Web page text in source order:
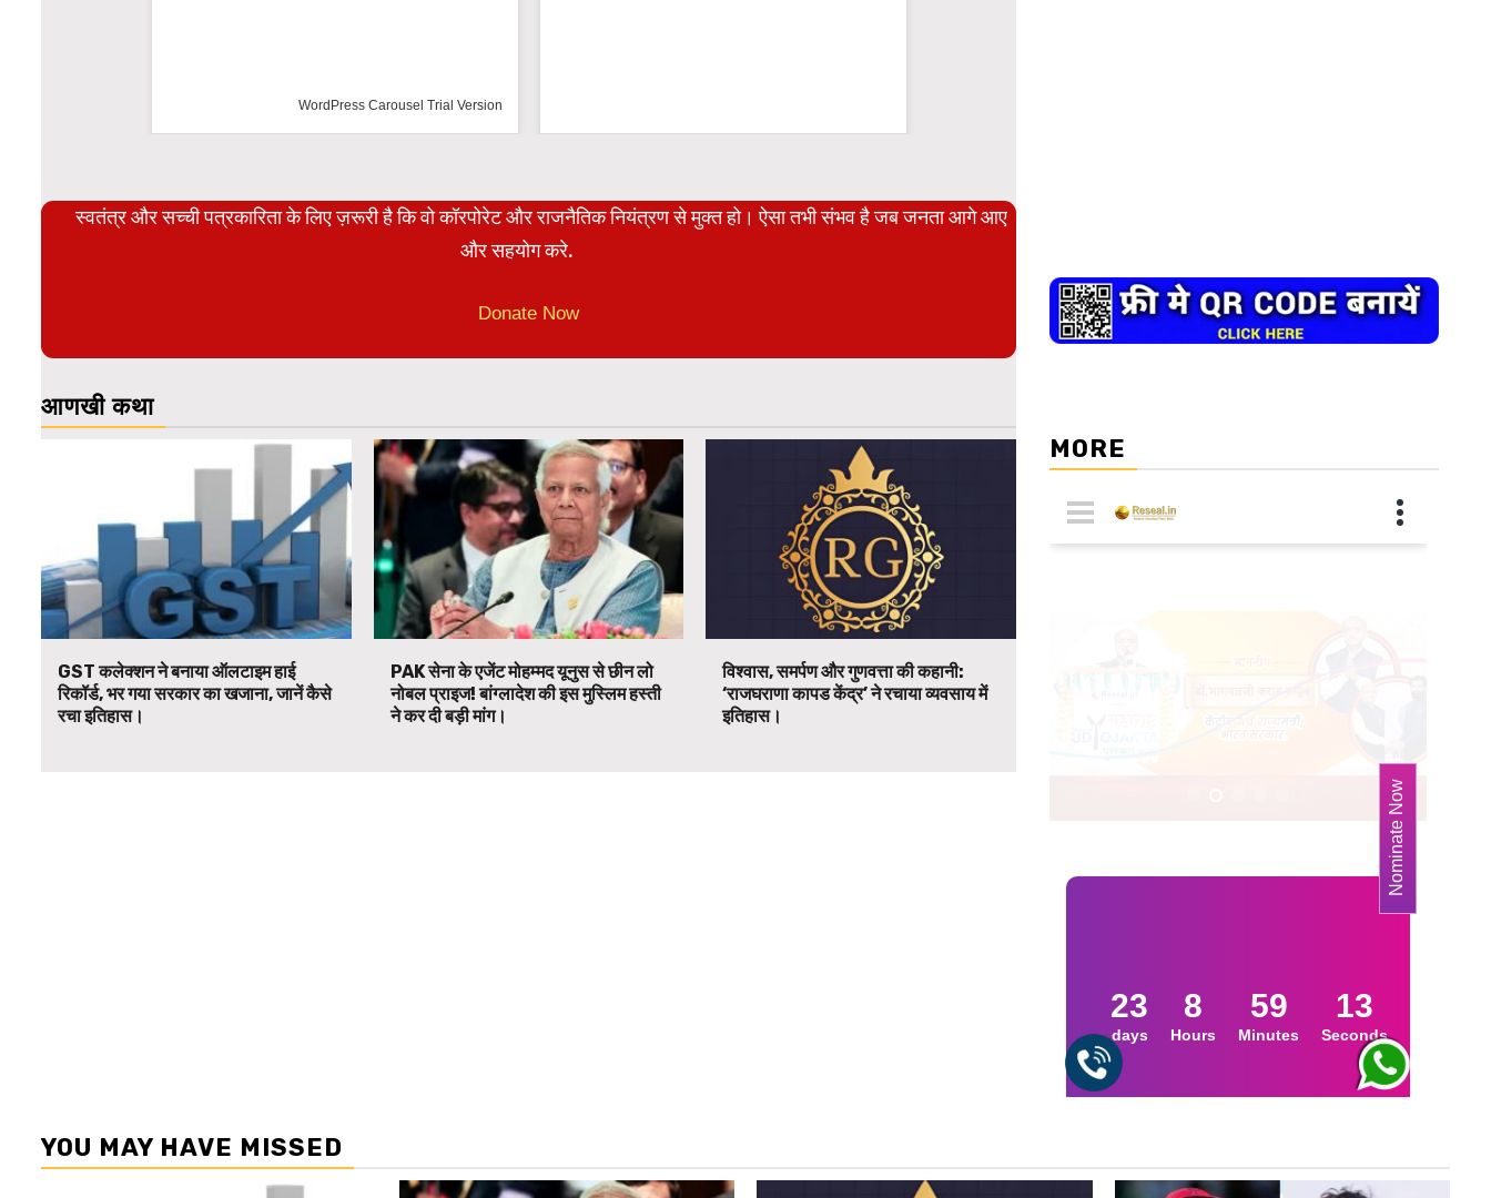
WordPress Carousel Trial Version
स्वतंत्र और सच्ची पत्रकारिता के लिए ज़रूरी है कि वो कॉरपोरेट और राजनैतिक नियंत्रण से मुक्त हो। ऐसा तभी संभव है जब जनता आगे आए
और सहयोग करे.
Donate Now
आणखी कथा
GST कलेक्शन ने बनाया ऑलटाइम हाई
रिकॉर्ड, भर गया सरकार का खजाना, जानें कैसे
रचा इतिहास।
PAK सेना के एजेंट मोहम्मद यूनुस से छीन लो
नोबल प्राइज! बांग्लादेश की इस मुस्लिम हस्ती
ने कर दी बड़ी मांग।
विश्वास, समर्पण और गुणवत्ता की कहानी:
‘राजघराणा कापड केंद्र’ ने रचाया व्यवसाय में
इतिहास।
MORE
YOU MAY HAVE MISSED